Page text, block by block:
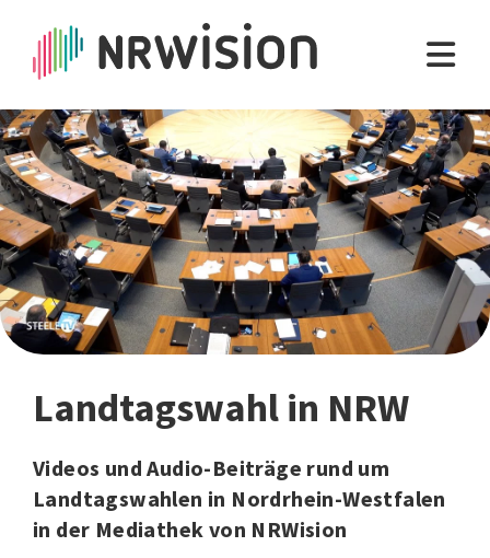
Landtagswahl in NRW
Videos und Audio-Beiträge rund um
Landtagswahlen in Nordrhein-Westfalen
in der Mediathek von NRWision